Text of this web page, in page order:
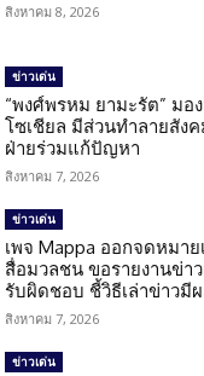
สิงหาคม 8, 2026
ข่าวเด่น
“พงศ์พรหม ยามะรัต” มอ
โซเชียล มีส่วนทำลายสัง
ฝ่ายร่วมแก้ปัญหา
สิงหาคม 7, 2026
ข่าวเด่น
เพจ Mappa ออกจดหมา
สื่อมวลชน ขอรายงานข่า
รับผิดชอบ ชี้วิธีเล่าข่าวมี
สิงหาคม 7, 2026
ข่าวเด่น